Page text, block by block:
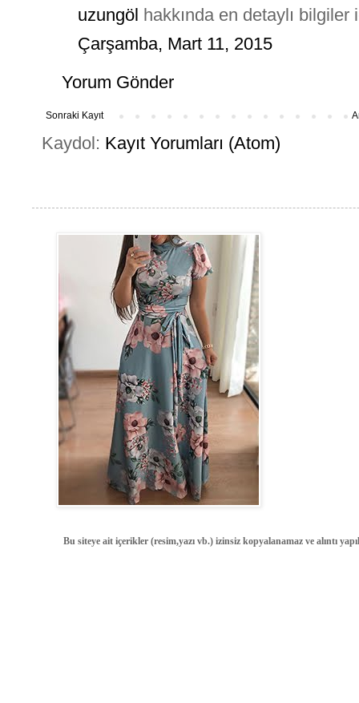
uzungöl hakkında en detaylı bilgiler
Çarşamba, Mart 11, 2015
Yorum Gönder
Sonraki Kayıt
Kaydol: Kayıt Yorumları (Atom)
Bu siteye ait içerikler (resim,yazı vb.) izinsiz kopyalanamaz ve alıntı